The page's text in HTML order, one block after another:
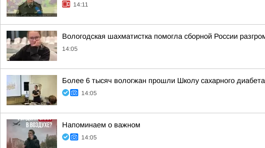
14:11
Вологодская шахматистка помогла сборной России
14:05
Более 6 тысяч вологжан прошли Школу сахарного
14:05
Напоминаем о важном
14:05